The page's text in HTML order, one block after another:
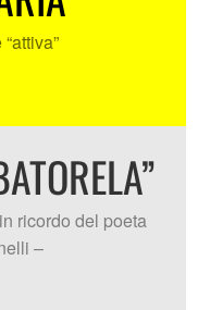
ricordo del poeta
–